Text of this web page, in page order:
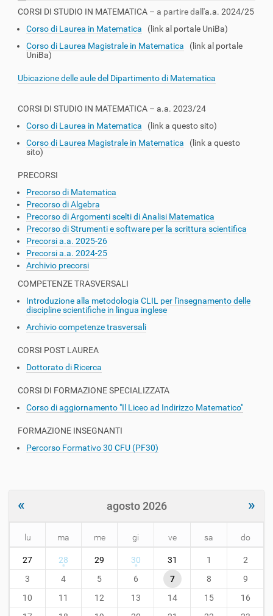
CORSI DI STUDIO IN MATEMATICA – a partire dall'a.a. 2024/25
Corso di Laurea in Matematica (link al portale UniBa)
Corso di Laurea Magistrale in Matematica (link al portale
UniBa)
Ubicazione delle aule del Dipartimento di Matematica
CORSI DI STUDIO IN MATEMATICA – a.a. 2023/24
Corso di Laurea in Matematica (link a questo sito)
Corso di Laurea Magistrale in Matematica (link a questo
sito)
PRECORSI
Precorso di Matematica
Precorso di Algebra
Precorso di Argomenti scelti di Analisi Matematica
Precorso di Strumenti e software per la scrittura scientifica
Precorsi a.a. 2025-26
Precorsi a.a. 2024-25
Archivio precorsi
COMPETENZE TRASVERSALI
Introduzione alla metodologia CLIL per l'insegnamento delle
discipline scientifiche in lingua inglese
Archivio competenze trasversali
CORSI POST LAUREA
Dottorato di Ricerca
CORSI DI FORMAZIONE SPECIALIZZATA
Corso di aggiornamento "Il Liceo ad Indirizzo Matematico"
FORMAZIONE INSEGNANTI
Percorso Formativo 30 CFU (PF30)
« agosto 2026 »
t
lu ma me gi ve sa do
27 28 29 30 31 1
2
3
4 5 6 7 8
9
10
11 12 13 14 15
16